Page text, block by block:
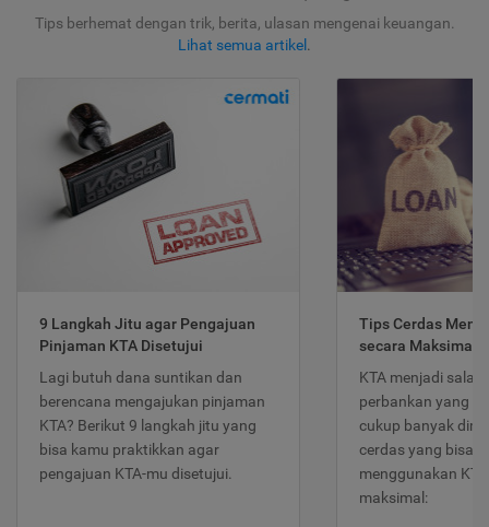
Tips berhemat dengan trik, berita, ulasan mengenai keuangan.
Lihat semua artikel .
9 Langkah Jitu agar Pengajuan
Pinjaman KTA Disetujui
Lagi butuh dana suntikan dan
berencana mengajukan pinjaman
KTA? Berikut 9 langkah jitu yang
bisa kamu praktikkan agar
pengajuan KTA-mu disetujui.
Tips Cerdas
secara Maksimal
KTA menjadi
perbankan yang
cukup banyak
cerdas yang bisa
menggunakan
maksimal: